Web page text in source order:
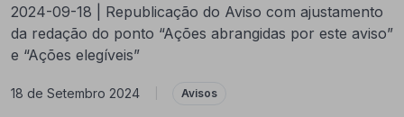
2024-09-18 | Republicação do Aviso com ajustamento
da redação do ponto “Ações abrangidas por este aviso”
e “Ações elegíveis”
18 de Setembro 2024 Avisos